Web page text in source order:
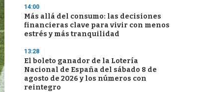
14:00
Más allá del consumo: las decisiones
financieras clave para vivir con menos
estrés y más tranquilidad
13:28
El boleto ganador de la Lotería
Nacional de España del sábado 8 de
agosto de 2026 y los números con
reintegro